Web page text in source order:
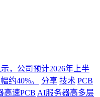
，公司预计2026年上半
约40%。 分享 技术 PCB
高速PCB AI服务器高多层